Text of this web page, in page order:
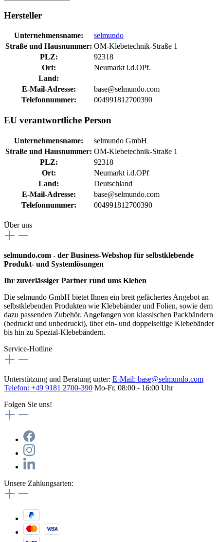
Hersteller
Unternehmensname:
selmundo
Straße und Hausnummer: OM-Klebetechnik-Straße 1
PLZ:
92318
Ort:
Neumarkt i.d.OPf.
Land:
E-Mail-Adresse:
base@selmundo.com
Telefonnummer:
004991812700390
EU verantwortliche Person
Unternehmensname:
selmundo GmbH
Straße und Hausnummer: OM-Klebetechnik-Straße 1
PLZ:
92318
Ort:
Neumarkt i.d.OPf
Land:
Deutschland
E-Mail-Adresse:
base@selmundo.com
Telefonnummer:
004991812700390
Über uns
selmundo.com - der Business-Webshop für selbstklebende
Produkt- und Systemlösungen
Ihr zuverlässiger Partner rund ums Kleben
Die selmundo GmbH bietet Ihnen ein breit gefächertes Angebot an
selbstklebenden Produkten wie Klebebänder und Folien, sowie dem
dazu passenden Zubehör. Angefangen von klassischen Packbändern
(bedruckt und unbedruckt), über ein- und doppelseitige Klebebänder
bis hin zu Spezial-Klebebändern.
Service-Hotline
Unterstützung und Beratung unter: E-Mail: base@selmundo.com
Telefon: +49 9181 2700-390 Mo-Fr, 08:00 - 16:00 Uhr
Folgen Sie uns!
Unsere Zahlungsarten: